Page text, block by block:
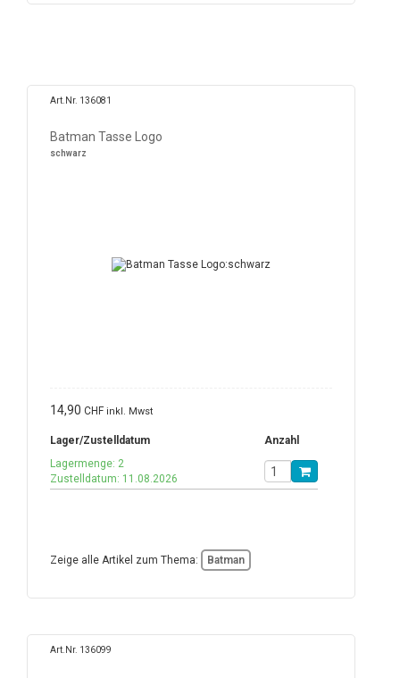
Art.Nr. 136081
Batman Tasse Logo
schwarz
14,90 CHF inkl. Mwst
Lager/Zustelldatum
Anzahl
Lagermenge: 2
Zustelldatum: 11.08.2026
Zeige alle Artikel zum Thema: Batman
Art.Nr. 136099